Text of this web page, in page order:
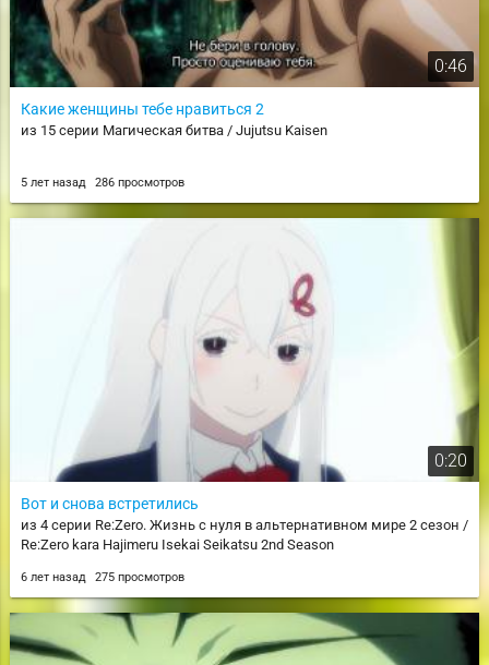
0:46
Какие женщины тебе нравиться 2
из 15 серии Магическая битва / Jujutsu Kaisen
5 лет назад 286 просмотров
0:20
Вот и снова встретились
из 4 серии Re:Zero. Жизнь с нуля в альтернативном мире 2 сезон /
Re:Zero kara Hajimeru Isekai Seikatsu 2nd Season
6 лет назад 275 просмотров